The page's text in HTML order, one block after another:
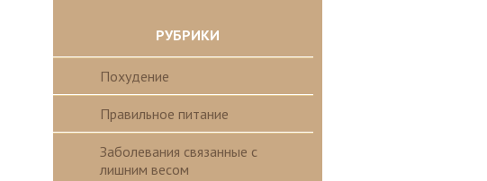
РУБРИКИ
Похудение
Правильное питание
Заболевания связанные с
лишним весом